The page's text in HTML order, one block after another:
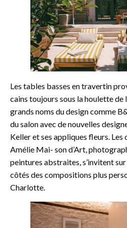
Les tables basses en travertin
cains toujours sous la houlette de
grands noms du design comme
du salon avec de nouvelles
Keller et ses appliques fleurs.
Amélie Mai- son d’Art,
peintures abstraites, s’invitent
côtés des compositions plus
Charlotte.